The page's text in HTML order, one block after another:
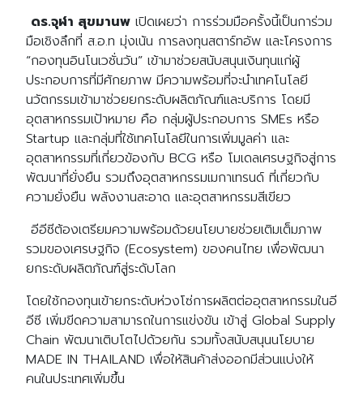
ดร.จุฬา สุขมานพ เปิดเผยว่า การร่วมมือครั้งนี้เป็นการ่วม
มือเชิงลึกที่ ส.อ.ท มุ่งเน้น การลงทุนสตาร์ทอัพ และโครงการ
“กองทุนอินโนเวชั่นวัน” เข้ามาช่วยสนับสนุนเงินทุนแก่ผู้
ประกอบการที่มีศักยภาพ มีความพร้อมที่จะนำเทคโนโลยี
นวัตกรรมเข้ามาช่วยยกระดับผลิตภัณฑ์และบริการ โดยมี
อุตสาหกรรมเป้าหมาย คือ กลุ่มผู้ประกอบการ SMEs หรือ
Startup และกลุ่มที่ใช้เทคโนโลยีในการเพิ่มมูลค่า และ
อุตสาหกรรมที่เกี่ยวข้องกับ BCG หรือ โมเดลเศรษฐกิจสู่การ
พัฒนาที่ยั่งยืน รวมถึงอุตสาหกรรมเมกาเทรนด์ ที่เกี่ยวกับ
ความยั่งยืน พลังงานสะอาด และอุตสาหกรรมสีเขียว
อีอีซีต้องเตรียมความพร้อมด้วยนโยบายช่วยเติมเต็มภาพ
รวมของเศรษฐกิจ (Ecosystem) ของคนไทย เพื่อพัฒนา
ยกระดับผลิตภัณฑ์สู่ระดับโลก
โดยใช้กองทุนเข้ายกระดับห่วงโซ่การผลิตต่ออุตสาหกรรมในอี
อีซี เพิ่มขีดความสามารถในการแข่งขัน เข้าสู่ Global Supply
Chain พัฒนาเติบโตไปด้วยกัน รวมทั้งสนับสนุนนโยบาย
MADE IN THAILAND เพื่อให้สินค้าส่งออกมีส่วนแบ่งให้
คนในประเทศเพิ่มขึ้น